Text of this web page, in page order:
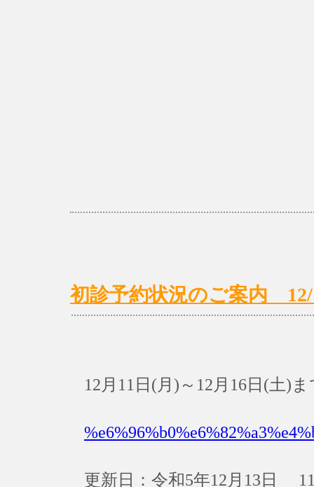
初診予約状況のご案内 12/
12月11日(月)～12月16日(土)
更新日：令和5年12月13日